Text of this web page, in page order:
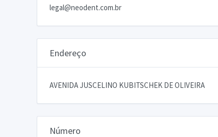
legal@neodent.com.br
Endereço
AVENIDA JUSCELINO KUBITSCHEK DE OLIVEIRA
Número